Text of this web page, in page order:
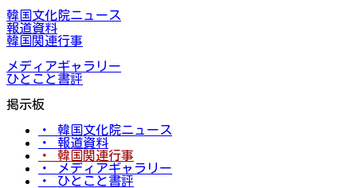
韓国文化院ニュース
報道資料
韓国関連行事
メディアギャラリー
ひとこと書評
掲示板
・ 韓国文化院ニュース
・ 報道資料
・ 韓国関連行事
・ メディアギャラリー
・ ひとこと書評